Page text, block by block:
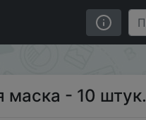
маска - 10 штук.